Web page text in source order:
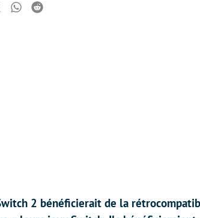
Whatsapp
Reddit
2 bénéficierait de la